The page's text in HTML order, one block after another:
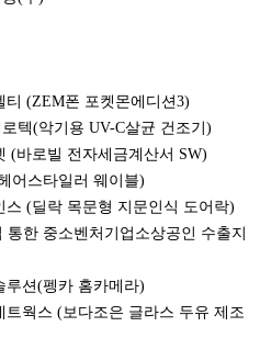
(ZEM폰 포켓몬에디션3)
텍(악기용 UV-C살균 건조기)
(바로빌 전자세금계산서 SW)
어스타일러 웨이블)
(딜락 목문형 지문인식 도어락)
한 중소벤처기업소상공인 수출지
루션(펭카 홈카메라)
웍스 (보다조은 글라스 두유 제조